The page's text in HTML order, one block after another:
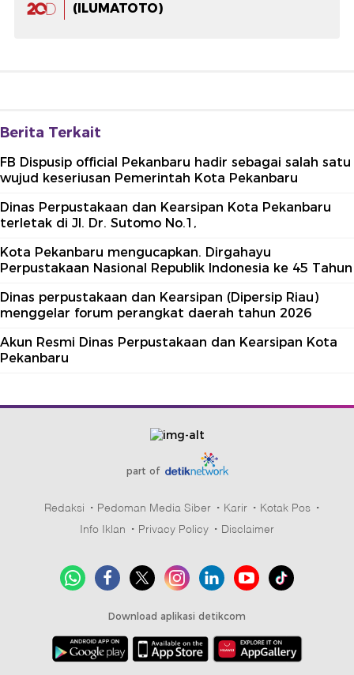
(ILUMATOTO)
Berita Terkait
FB Dispusip official Pekanbaru hadir sebagai salah satu
wujud keseriusan Pemerintah Kota Pekanbaru
Dinas Perpustakaan dan Kearsipan Kota Pekanbaru
terletak di Jl. Dr. Sutomo No.1,
Kota Pekanbaru mengucapkan. Dirgahayu
Perpustakaan Nasional Republik Indonesia ke 45 Tahun
Dinas perpustakaan dan Kearsipan (Dipersip Riau)
menggelar forum perangkat daerah tahun 2026
Akun Resmi Dinas Perpustakaan dan Kearsipan Kota
Pekanbaru
part of
Redaksi Pedoman Media Siber Karir
Kotak Pos
Info Iklan
Privacy Policy Disclaimer
Download aplikasi detikcom